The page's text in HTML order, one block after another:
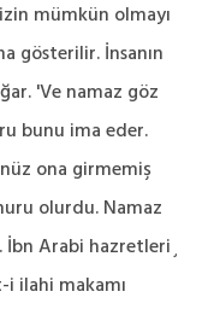
mümkün olmayı
gösterilir. İnsanın
'Ve namaz göz
bunu ima eder.
ona girmemiş
olurdu. Namaz
Arabi hazretleri¸
i ilahi makamı